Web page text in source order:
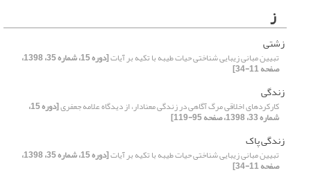
ز
زشتی
تبیین مبانی زیبایی شناختی حیات طیبه با تکیه بر آیات [دوره 15، شماره 35، 1398،
صفحه 11-34]
زندگی
کارکردهای اخلاقی مرگ آگاهی در زندگی معنادار، از دیدگاه علامه جعفری [دوره 15،
شماره 33، 1398، صفحه 95-119]
زندگی پاک
تبیین مبانی زیبایی شناختی حیات طیبه با تکیه بر آیات [دوره 15، شماره 35، 1398،
صفحه 11-34]